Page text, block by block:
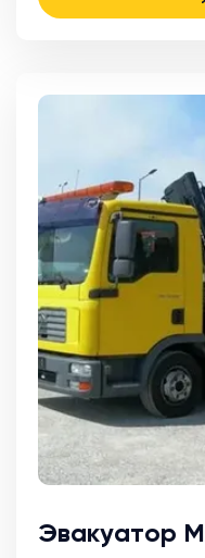
Эвакуатор